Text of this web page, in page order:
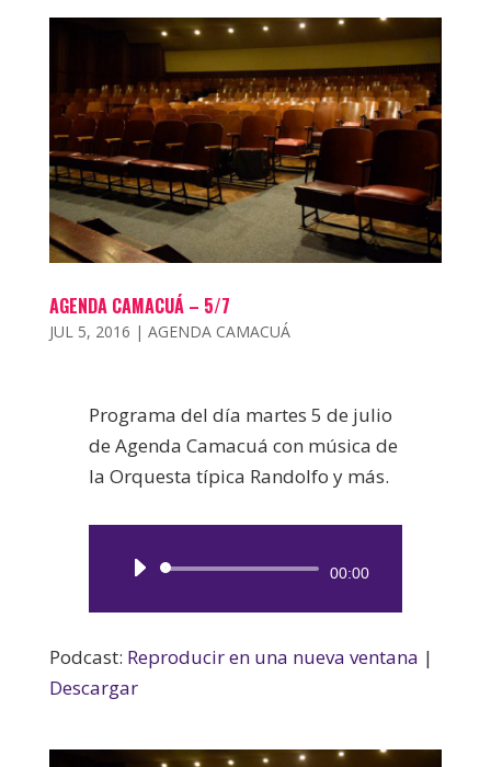
AGENDA CAMACUÁ – 5/7
JUL 5, 2016 | AGENDA CAMACUÁ
Programa del día martes 5 de julio
de Agenda Camacuá con música de
la Orquesta típica Randolfo y más.
Reproductor
00:00
Podcast: Reproducir en una nueva ventana |
Descargar